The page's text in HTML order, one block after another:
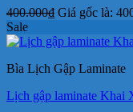
400.000₫ Giá gốc là:
Sale
Bìa Lịch Gập Laminate
Lịch gập laminate Khai